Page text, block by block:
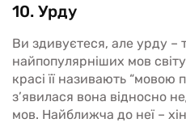
10. Урду
Ви здивуєтеся, але урду –
найпопулярніших мов
красі її називають “мовою
з’явилася вона відносно
мов. Найближча до неї –